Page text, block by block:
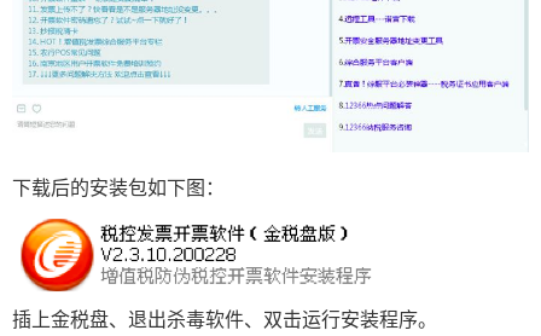
下载后的安装包如下图：
插上金税盘、退出杀毒软件、双击运行安装程序。